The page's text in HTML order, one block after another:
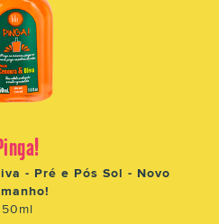
- Pré e Pós Sol - Novo
50ml